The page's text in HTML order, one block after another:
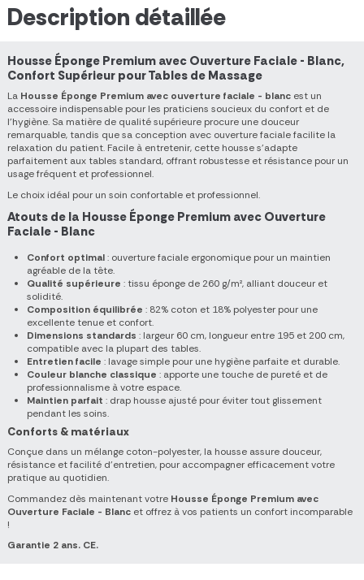
Description détaillée
Housse Éponge Premium avec Ouverture Faciale - Blanc,
Confort Supérieur pour Tables de Massage
La Housse Éponge Premium avec ouverture faciale - blanc est un
accessoire indispensable pour les praticiens soucieux du confort et de
l’hygiène. Sa matière de qualité supérieure procure une douceur
remarquable, tandis que sa conception avec ouverture faciale facilite la
relaxation du patient. Facile à entretenir, cette housse s’adapte
parfaitement aux tables standard, offrant robustesse et résistance pour un
usage fréquent et professionnel.
Le choix idéal pour un soin confortable et professionnel.
Atouts de la Housse Éponge Premium avec Ouverture
Faciale - Blanc
Confort optimal: ouverture faciale ergonomique pour un maintien
agréable de la tête.
Qualité supérieure : tissu éponge de 260 g/m², alliant douceur et
solidité.
Composition équilibrée : 82% coton et 18% polyester pour une
excellente tenue et confort.
Dimensions standards : largeur 60 cm, longueur entre 195 et 200 cm,
compatible avec la plupart des tables.
Entretien facile : lavage simple pour une hygiène parfaite et durable.
Couleur blanche classique : apporte une touche de pureté et de
professionnalisme à votre espace.
Maintien parfait : drap housse ajusté pour éviter tout glissement
pendant les soins.
Conforts & matériaux
Conçue dans un mélange coton-polyester, la housse assure douceur,
résistance et facilité d’entretien, pour accompagner efficacement votre
pratique au quotidien.
Commandez dès maintenant votre Housse Éponge Premium avec
Ouverture Faciale - Blanc et offrez à vos patients un confort incomparable
!
Garantie 2 ans. CE.